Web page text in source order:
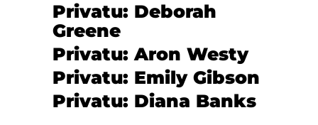
Privatu: Deborah
Greene
Privatu: Aron Westy
Privatu: Emily Gibson
Privatu: Diana Banks